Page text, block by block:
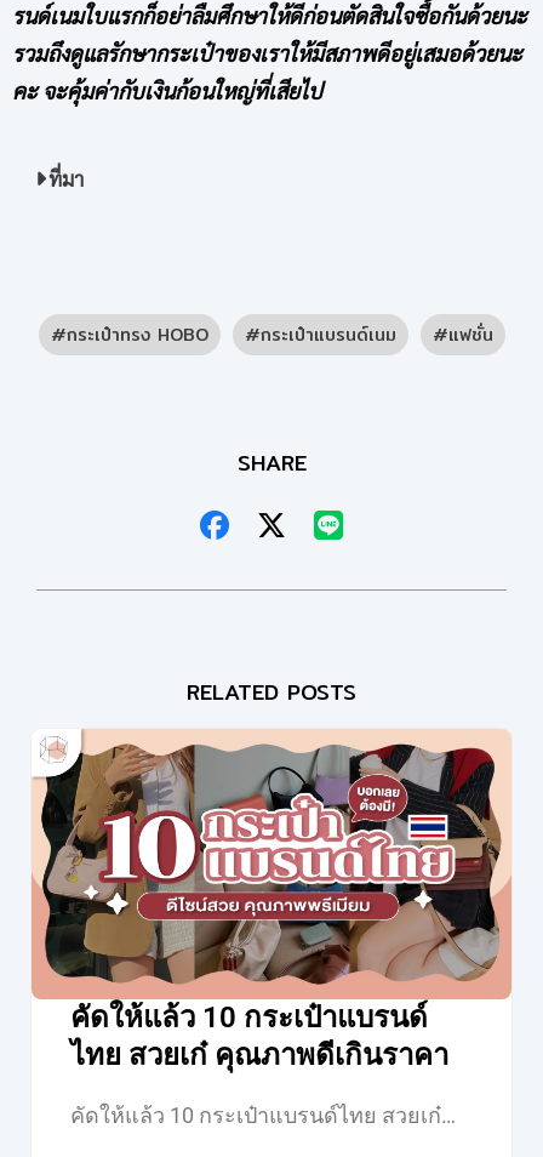
รนด์เนมใบแรกก็อย่าลืมศึกษาให้ดีก่อนตัดสินใจซื้อกันด้วยนะ
รวมถึงดูแลรักษากระเป๋าของเราให้มีสภาพดีอยู่เสมอด้วยนะ
คะ จะคุ้มค่ากับเงินก้อนใหญ่ที่เสียไป
ที่มา
กระเป๋าทรง HOBO กระเป๋าแบรนด์เนม แฟชั่น
SHARE
RELATED POSTS
คัดให้แล้ว 10 กระเป๋าแบรนด์
ไทย สวยเก๋ คุณภาพดีเกินราคา
คัดให้แล้ว 10 กระเป๋าแบรนด์ไทย สวยเก๋…